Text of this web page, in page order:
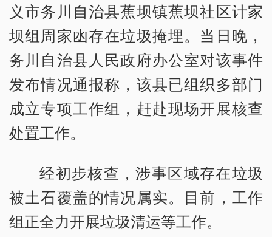
义市务川自治县蕉坝镇蕉坝社区计家
坝组周家凼存在垃圾掩埋。当日晚，
务川自治县人民政府办公室对该事件
发布情况通报称，该县已组织多部门
成立专项工作组，赶赴现场开展核查
处置工作。
经初步核查，涉事区域存在垃圾
被土石覆盖的情况属实。目前，工作
组正全力开展垃圾清运等工作。